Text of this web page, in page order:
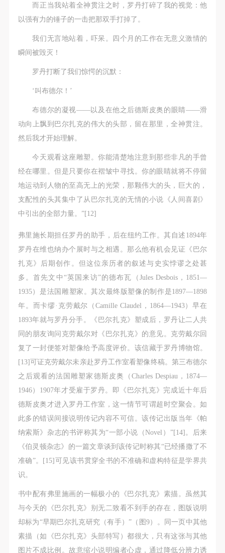
而正当我站着全神贯注之时，罗丹打碎了我的视觉：他
以强有力的锤子的一击把那双手打掉了。
我们无言地站着，吓呆。四个月的工作在无意义激情的
瞬间被毁灭！
罗丹打断了我们惊愕的沉默：
‘叫布德尔！’
布德尔的凝视——以及在他之后德斯皮奥的眼睛——滑
动向上飘到巴尔扎克的伟大的头部，留在那里，全神贯注。
然后我才开始理解。
今天观看这座雕塑。你能清楚地注意到那些非凡的手曾
经在哪里。但是只要你在褶皱中寻找。你的眼睛就将不停留
地运动到人物的至高无上的光荣，那颗伟大的头，巨大的，
支配性的头其集中了从巴尔扎克的无情的小说《人间喜剧》
中引出的全部力量。”[12]
弗里施长期担任罗丹的助手，后在纽约工作。其自述1894年
罗丹在维也纳办个展时与之相遇。那么他有机会见证《巴尔
扎克》后期创作。但这位亲历者的叙述与史实悖谬之处甚
多。首先文中“英国来访”的德布瓦（Jules Desbois，1851—
1935）是法国雕塑家。其次最终版塑像的制作是1897—1898
年。而卡缪·克劳戴尔（Camille Claudel，1864—1943）早在
1893年就与罗丹分手。《巴尔扎克》塑成后，罗丹让二人共
同的朋友询问克劳戴尔对《巴尔扎克》的意见。克劳戴尔回
复了一封便签对塑像给予高度评价。该信藏于罗丹博物馆。
[13]可证克劳戴尔未亲赴罗丹工作室看塑像终稿。第三布德尔
之后观看的法国雕塑家德斯皮奥（Charles Despiau，1874—
1946）1907年才受雇于罗丹。即《巴尔扎克》完成近十年后
德斯皮奥才进入罗丹工作室，这一情节可谓超时空聚会。如
此多的错误间接说明传记内容不可信。该传记出版当年《帕
纳索斯》杂志的书评称其为“一部小说（Novel）”[14]。后来
《伯灵顿杂志》的一篇文章谈到该传记时称其“已经播撒了不
准确”。[15]可见该书贯穿全书的不准确和虚构特征是学界共
识。
书中配有弗里施画的一幅极小的《巴尔扎克》素描。虽然其
与今天的《巴尔扎克》别无二致看不到手的存在，图版说明
却标为“早期巴尔扎克研究（有手）”（图9）。同一页中其他
素描（如《巴尔扎克》头部特写）都很大，只有这张与其他
图片不成比例。故意缩小说明编者心虚，通过降低分辨力诱